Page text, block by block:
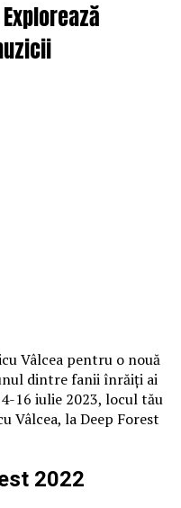
Vâlcea pentru o nouă
dintre fanii înrăiți ai
16 iulie 2023, locul tău
Vâlcea, la Deep Forest
2022